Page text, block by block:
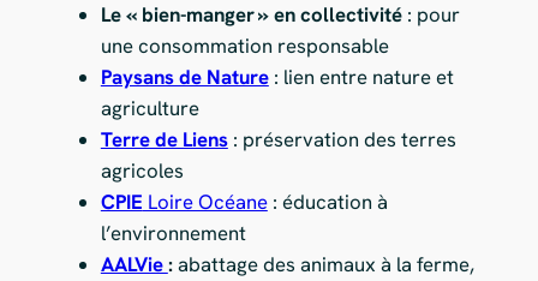
Le « bien-manger » en collectivité: pour
une consommation responsable
Paysans de Nature: lien entre nature et
agriculture
Terre de Liens: préservation des terres
agricoles
CPIE Loire Océane: éducation à
l’environnement
AALVie:abattage des animaux à la ferme,